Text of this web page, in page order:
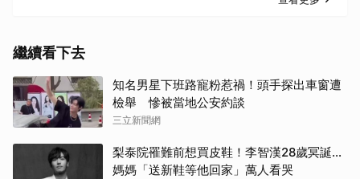
繼續看下去
知名男星下班路寵粉惹禍！頭手探出車窗遭
檢舉 慘被當地公安約談
三立新聞網
梨泰院罹難前想買皮鞋！李智漢28歲冥誕…
媽媽「送新鞋等他回家」萬人看哭